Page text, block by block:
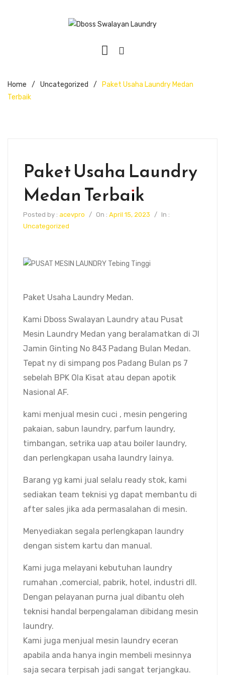
Home / Uncategorized /
Paket Usaha Laundry Medan
Terbaik
Paket Usaha Laundry
Medan Terbaik
Posted by : acevpro / On : April 15, 2023 / In :
Uncategorized
Paket Usaha Laundry Medan.
Kami Dboss Swalayan Laundry atau Pusat
Mesin Laundry Medan yang beralamatkan di Jl
Jamin Ginting No 843 Padang Bulan Medan.
Tepat ny di simpang pos Padang Bulan ps 7
sebelah BPK Ola Kisat atau depan apotik
Nasional AF.
kami menjual mesin cuci , mesin pengering
pakaian, sabun laundry, parfum laundry,
timbangan, setrika uap atau boiler laundry,
dan perlengkapan usaha laundry lainya.
Barang yg kami jual selalu ready stok, kami
sediakan team teknisi yg dapat membantu di
after sales jika ada permasalahan di mesin.
Menyediakan segala perlengkapan laundry
dengan sistem kartu dan manual.
Kami juga melayani kebutuhan laundry
rumahan ,comercial, pabrik, hotel, industri dll.
Dengan pelayanan purna jual dibantu oleh
teknisi handal berpengalaman dibidang mesin
laundry.
Kami juga menjual mesin laundry eceran
apabila anda hanya ingin membeli mesinnya
saja secara terpisah jadi sangat terjangkau.